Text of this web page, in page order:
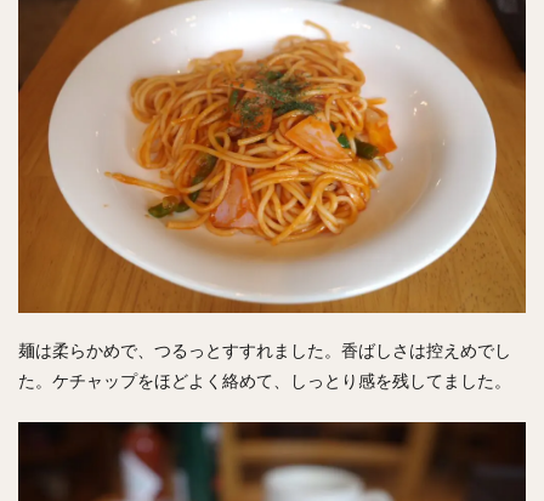
麺は柔らかめで、つるっとすすれました。香ばしさは控えめでし
た。ケチャップをほどよく絡めて、しっとり感を残してました。